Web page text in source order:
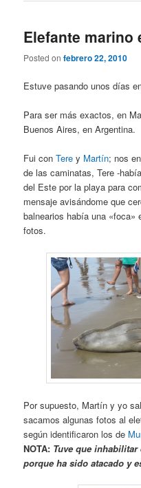
Elefante marino
Posted onfebrero 22, 2010
Estuve pasando unos días
Para ser más exactos, en
Buenos Aires, en Argentina.
Fui conTere y Martín; nos
de las caminatas, Tere -
del Este por la playa para
mensaje avisándome que
balnearios había una
fotos.
Por supuesto, Martín y yo
sacamos algunas fotos al
según identificaron los de
NOTA: Tuve que
porque ha sido atacado y